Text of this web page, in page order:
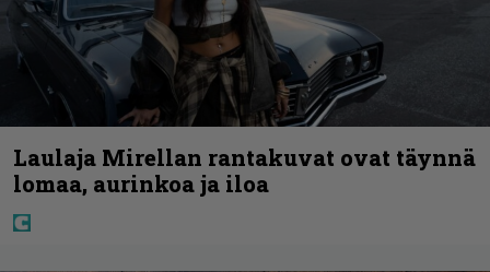
Laulaja Mirellan rantakuvat ovat täynnä
lomaa, aurinkoa ja iloa